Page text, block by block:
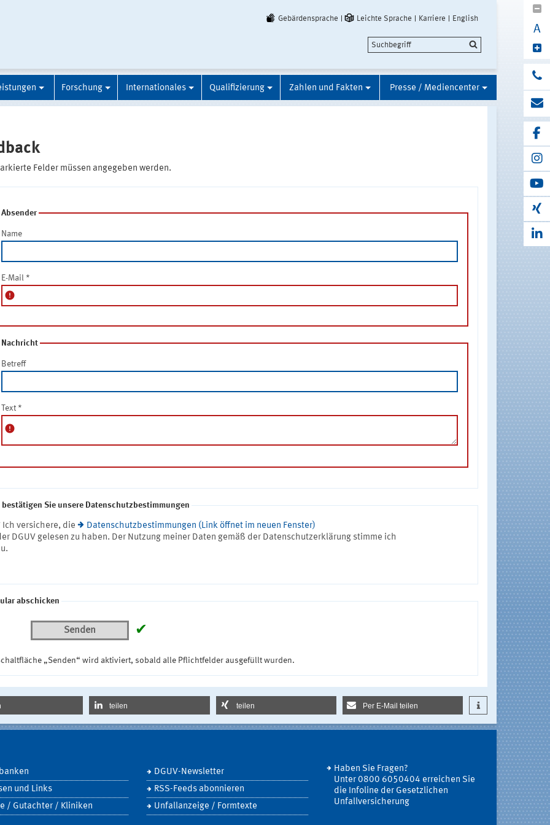
Gebärdensprache Leichte Sprache Karriere English
A
Forschung Internationales Qualifizierung Zahlen und Fakten Presse / Mediencenter
Felder müssen angegeben werden.
Absender
Name
E-Mail *
error
Nachricht
Betreff
Text *
error
Sie unsere Datenschutzbestimmungen
Ich versichere, die
Datenschutzbestimmungen (Link öffnet im neuen Fenster)
DGUV gelesen zu haben. Der Nutzung meiner Daten gemäß der Datenschutzerklärung stimme ich
abschicken
Senden ✔
„Senden“ wird aktiviert, sobald alle Pflichtfelder ausgefüllt wurden.
teilen teilen Per E-Mail teilen
und Links
/ Gutachter / Kliniken
DGUV-Newsletter
RSS-Feeds abonnieren
Unfallanzeige / Formtexte
Haben Sie Fragen?
Unter 0800 6050404 erreichen Sie
die Infoline der Gesetzlichen
Unfallversicherung